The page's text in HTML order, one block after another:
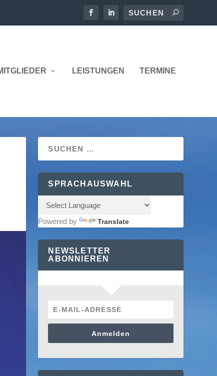
LEISTUNGEN TERMINE
SPRACHAUSWAHL
Powered by Translate
NEWSLETTER
ABONNIEREN
Anmelden